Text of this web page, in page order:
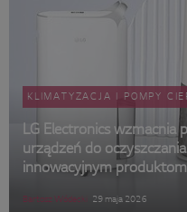
KLIMATYZACJA I POMPY
LG Electronics wzmacnia
urządzeń do
innowacyjnym produktom
Bartosz Wódecki 29 maja 2026